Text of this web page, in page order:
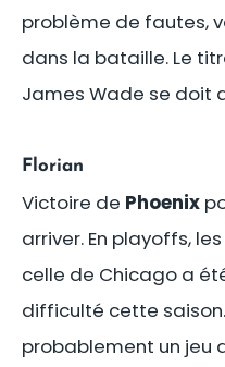
problème de fautes,
dans la bataille. Le
James Wade se doit
Florian
Victoire de Phoenix
arriver. En playoffs,
celle de Chicago a
difficulté cette
probablement un jeu